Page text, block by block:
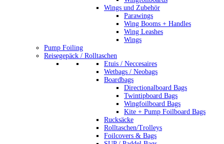
Wings und Zubehör
Parawings
Wing Booms + Handles
Wing Leashes
Wings
Pump Foiling
Reisegepäck / Rolltaschen
Etuis / Neccesaires
Wetbags / Neobags
Boardbags
Directionalboard Bags
Twintipboard Bags
Wingfoilboard Bags
Kite + Pump Foilboard Bags
Rucksäcke
Rolltaschen/Trolleys
Foilcovers & Bags